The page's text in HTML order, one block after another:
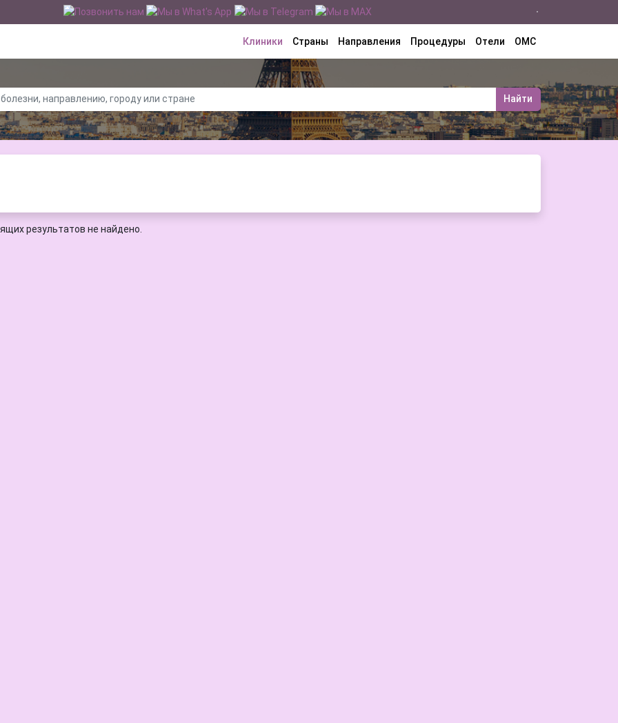
Клиники Страны Направления Процедуры Отели ОМС
Найти
результатов не найдено.